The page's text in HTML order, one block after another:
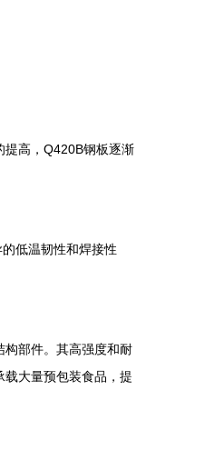
提高，Q420B钢板逐渐
低温韧性和焊接性
构部件。其高强度和耐
大量预包装食品，提